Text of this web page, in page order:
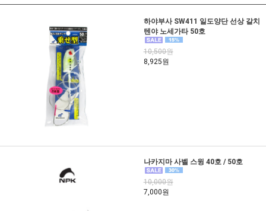
하야부사 SW411 일도양단 선상 갈치
텐야 노세가타 50호
10,500원
8,925원
나카지마 사벨 스윙 40호 / 50호
10,000원
7,000원